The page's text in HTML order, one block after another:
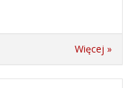
Więcej »